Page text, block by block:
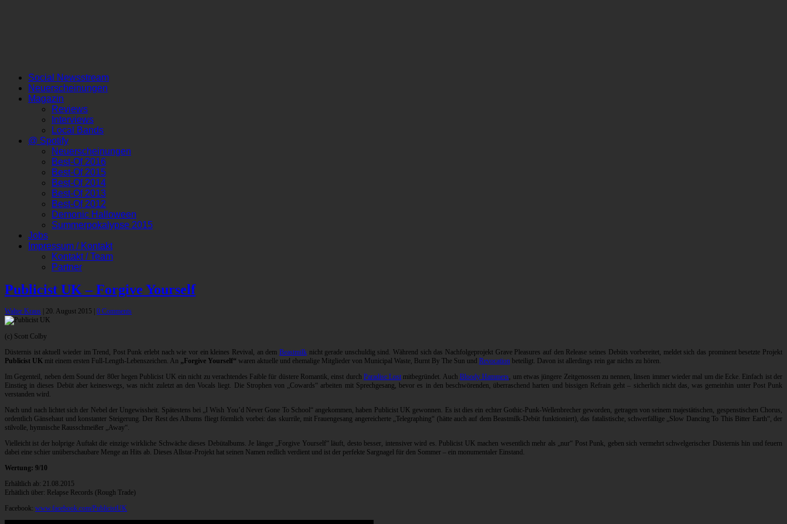
Social Newsstream
Neuerscheinungen
Magazin
Reviews
Interviews
Local Bands
@ Spotify
Neuerscheinungen
Best-Of 2016
Best-Of 2015
Best-Of 2014
Best-Of 2013
Best-Of 2012
Demonic Halloween
Summerpokalypse 2015
Jobs
Impressum / Kontakt
Kontakt / Team
Partner
Publicist UK – Forgive Yourself
Walter Kraus 20. August 2015 0 Comments
(c) Scott Colby
Düsternis ist aktuell wieder im Trend, Post Punk erlebt nach wie vor ein kleines Revival, an dem Beastmilknicht gerade unschuldig sind. Während sich das Nachfolgeprojekt Grave Pleasures auf den Release seines Debüts vorbereitet, meldet sich das prominent besetzte Projekt
Publicist UK mit einem ersten Full-Length-Lebenszeichen. An „Forgive Yourself“ waren aktuelle und ehemalige Mitglieder von Municipal Waste, Burnt By The Sun und Revocation beteiligt. Davon ist allerdings rein gar nichts zu hören.
Im Gegenteil, neben dem Sound der 80er hegen Publicist UK ein nicht zu verachtendes Faible für düstere Romantik, einst durch Paradise Lost mitbegründet. AuchBloody Hammers, um etwas jüngere Zeitgenossen zu nennen, linsen immer wieder mal um die Ecke. Einfach ist der
Einstieg in dieses Debüt aber keineswegs, was nicht zuletzt an den Vocals liegt. Die Strophen von „Cowards“ arbeiten mit Sprechgesang, bevor es in den beschwörenden, überraschend harten und bissigen Refrain geht – sicherlich nicht das, was gemeinhin unter Post Punk
verstanden wird.
Nach und nach lichtet sich der Nebel der Ungewissheit. Spätestens bei „I Wish You’d Never Gone To School“ angekommen, haben Publicist UK gewonnen. Es ist dies ein echter Gothic-Punk-Wellenbrecher geworden, getragen von seinem majestätischen, gespenstischen Chorus,
ordentlich Gänsehaut und konstanter Steigerung. Der Rest des Albums fliegt förmlich vorbei: das skurrile, mit Frauengesang angereicherte „Telegraphing“ (hätte auch auf dem Beastmilk-Debüt funktioniert), das fatalistische, schwerfällige „Slow Dancing To This Bitter Earth“, der
stilvolle, hymnische Rausschmeißer „Away“.
Vielleicht ist der holprige Auftakt die einzige wirkliche Schwäche dieses Debütalbums. Je länger „Forgive Yourself“ läuft, desto besser, intensiver wird es. Publicist UK machen wesentlich mehr als „nur“ Post Punk, geben sich vermehrt schwelgerischer Düsternis hin und feuern
dabei eine schier unüberschaubare Menge an Hits ab. Dieses Allstar-Projekt hat seinen Namen redlich verdient und ist der perfekte Sargnagel für den Sommer – ein monumentaler Einstand.
Wertung: 9/10
Erhältlich ab: 21.08.2015
Erhätlich über: Relapse Records (Rough Trade)
Facebook: www.facebook.com/PublicistUK